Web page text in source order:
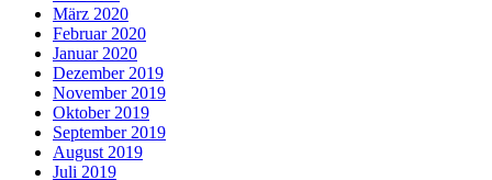
März 2020
Februar 2020
Januar 2020
Dezember 2019
November 2019
Oktober 2019
September 2019
August 2019
Juli 2019